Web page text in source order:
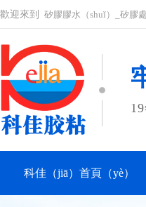
歡迎來到 矽膠膠水（shuǐ）_矽膠
科佳（jiā）首頁（yè）